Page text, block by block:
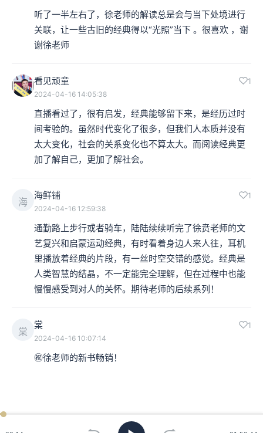
听了一半左右了，徐老师的解读总是会与当下处境进行
关联，让一些古旧的经典得以“光照”当下 。很喜欢 ，谢
谢徐老师
看见顽童 1
2024-04-16 14:05:38
直播看过了，很有启发，经典能够留下来，是经历过时
间考验的。虽然时代变化了很多，但我们人本质并没有
太大变化，社会的关系变化也不算太大。而阅读经典更
加了解自己，更加了解社会。
海
海鲜铺 1
2024-04-16 12:59:38
通勤路上步行或者骑车，陆陆续续听完了徐贲老师的文
艺复兴和启蒙运动经典，有时看着身边人来人往，耳机
里播放着经典的片段，有一丝时空交错的感觉。经典是
人类智慧的结晶，不一定能完全理解，但在过程中也能
慢慢感受到对人的关怀。期待老师的后续系列！
棠
棠 1
2024-04-16 10:07:14
㊗️徐老师的新书畅销！